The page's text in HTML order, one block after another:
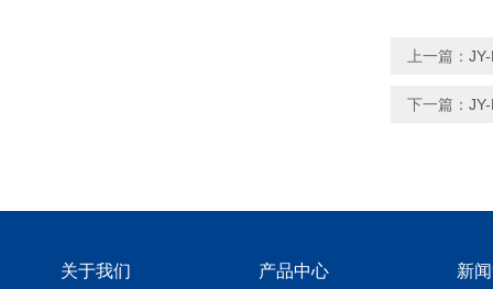
上一篇：
下一篇：
关于我们 产品中心 新